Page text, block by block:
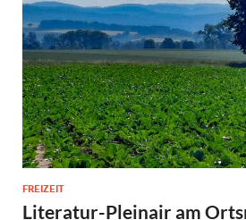
FREIZEIT
Literatur-Pleinair am